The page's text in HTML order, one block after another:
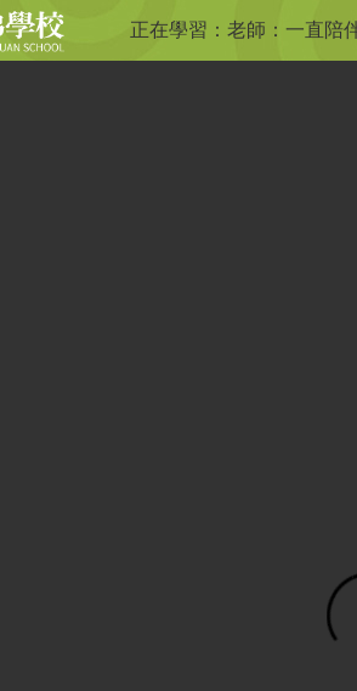
正在學習： 老師：一直陪